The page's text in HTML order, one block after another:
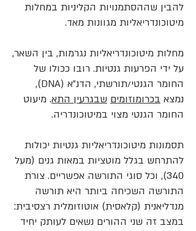
להבין שההסתמנויות הקליניות במחלות
מיטוכונדריאליות מגוונות מאד.
מחלות מיטוכונדריאליות נגרמות, בין השאר,
על ידי הפרעות גנטיות. רובו ככולו של
החומר הגנטי/תורשתי, הדנ"א (DNA),
נמצא בכרומוזומים שבגרעין התא. מיעוט
החומר הגנטי מצוי במיטוכונדריה.
תסמונות מיטוכונדריאליות גנטיות יכולות
להתרחש בגלל מוטציות במאות גנים (מעל
340), וכל סוגי התורשה אפשריים. צורת
התורשה השכיחה ביותר היא תורשה
מנדליאנית (קלאסית) אוטוזומלית רצסיבית:
במצב זה שני ההורים נשאים לעותק יחיד